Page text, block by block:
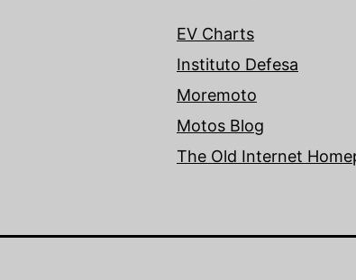
EV Charts
Instituto Defesa
Moremoto
Motos Blog
The Old Internet